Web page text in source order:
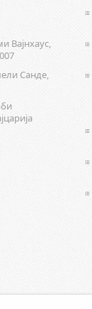
Вајнхаус,
Санде,